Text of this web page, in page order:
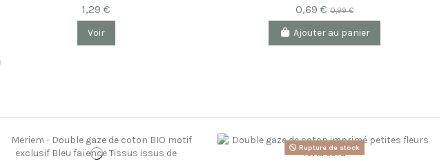
1,29 €
Voir
0,69 €0,99 €
Ajouter au panier
Rupture de stock